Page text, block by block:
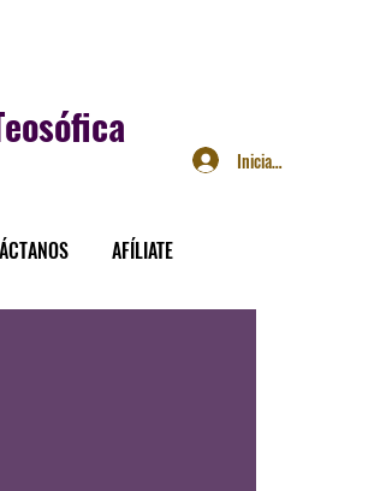
AFÍLIATE
Iniciar sesión